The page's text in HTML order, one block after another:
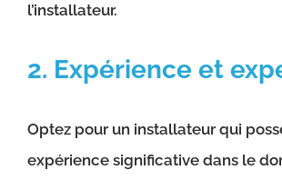
l’installateur.
2. Expérience et
Optez pour un installateur qui
expérience significative dans le